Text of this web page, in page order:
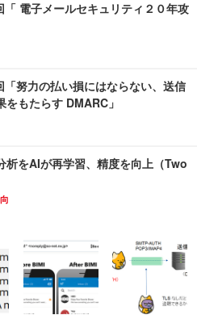
電子メールセキュリティ２０年攻
努力の払い損にはならない、送信
もたらす DMARC」
析をAIが再学習、精度を向上（Two